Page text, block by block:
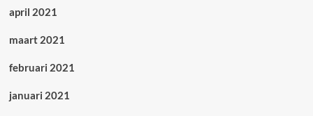
april 2021
maart 2021
februari 2021
januari 2021